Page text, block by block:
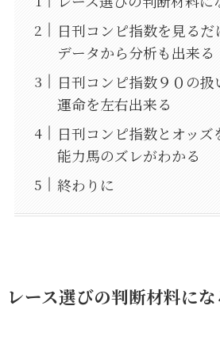
日刊コンピ指数を見る
データから分析も出来る
日刊コンピ指数９０の
運命を左右出来る
日刊コンピ指数とオッズ
能力馬のズレがわかる
終わりに
レース選びの判断材料にな